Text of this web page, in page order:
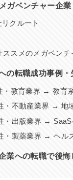
ガベンチャー企業
クルート
ススメのメガベンチ
の転職成功事例・
・教育業界 → 教育
・不動産業界 → 地
・出版業界 →
・製薬業界 → ヘル
業への転職で後悔